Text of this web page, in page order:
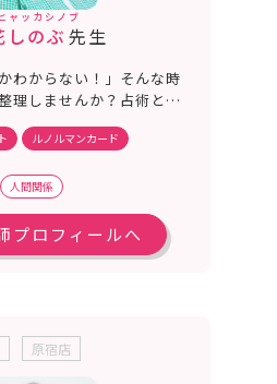
ャッカシノブ
しのぶ 先生
わからない！」そんな時
理しませんか？占術と元
を探っていきます！お話
ことを約束します。
ルノルマンカード
人間関係
プロフィールへ
原宿店